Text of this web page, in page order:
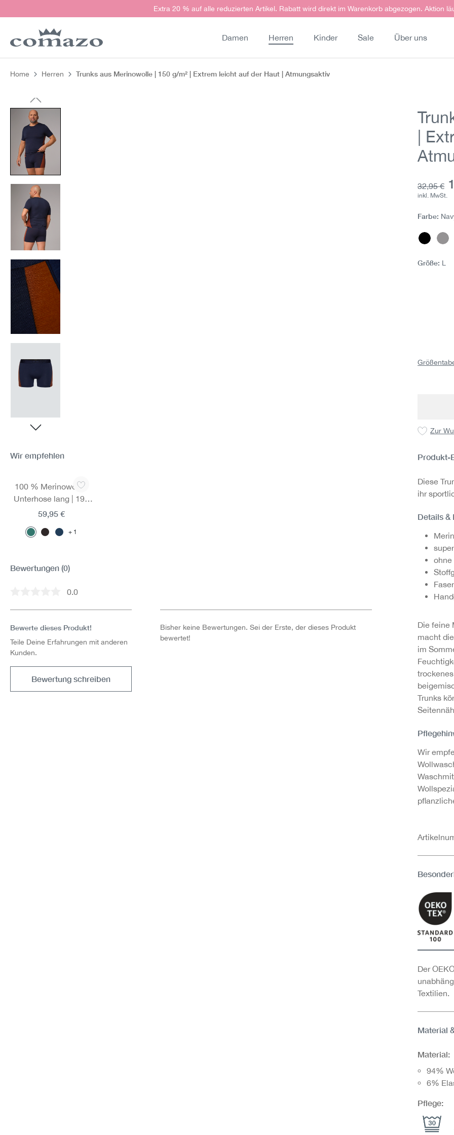
Zur Hauptnavigation springenExtra 20 % auf alle reduzierten Artikel. Rabatt wird direkt im Warenkorb abgezogen. Aktion
Damen Herren Kinder Sale Über uns
Home Herren Trunks aus Merinowolle | 150 g/m² | Extrem leicht auf der Haut | Atmungsaktiv
Bildergalerie überspringen
|
32,95 €
inkl. MwSt.
Farbe:
Größe: L
Zur
Produkt-
Diese
ihr
Details &
ohne
Die feine
macht
im
Trunks
Wir
Der
Textilien.
Material
Material:
94%
6%
Pflege:
Wir empfehlen
100 % Merinowolle-
Unterhose lang | 190
g/m² | Hervorragendes
dank integrierten
1
59,95 €
Bewertungen (0)
Durchschnittliche Bewertung von 0 von 5 Sternen
0.0
Bewerte dieses Produkt!
Teile Deine Erfahrungen mit anderen
Kunden.
Bewertung schreiben
Bisher keine Bewertungen. Sei der Erste, der dieses Produkt
bewertet!